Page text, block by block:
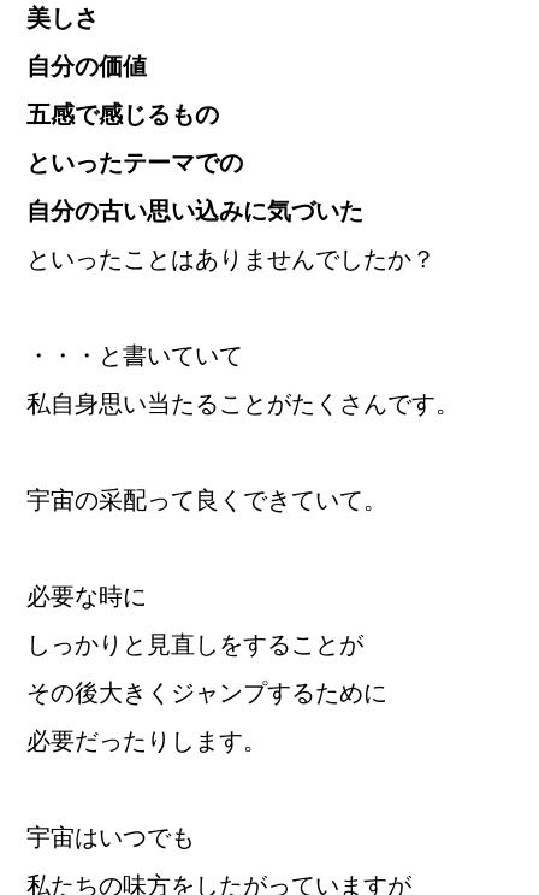
美しさ
自分の価値
五感で感じるもの
といったテーマでの
自分の古い思い込みに気づいた
といったことはありませんでしたか？
・・・と書いていて
私自身思い当たることがたくさんです。
宇宙の采配って良くできていて。
必要な時に
しっかりと見直しをすることが
その後大きくジャンプするために
必要だったりします。
宇宙はいつでも
私たちの味方をしたがっていますが